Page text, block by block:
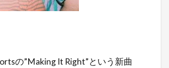
の”Making It Right”という新曲